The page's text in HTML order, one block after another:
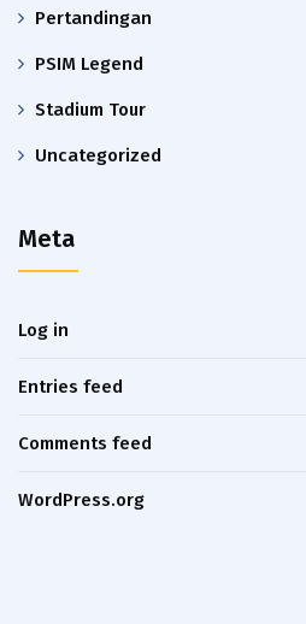
Pertandingan
PSIM Legend
Stadium Tour
Uncategorized
Meta
Log in
Entries feed
Comments feed
WordPress.org